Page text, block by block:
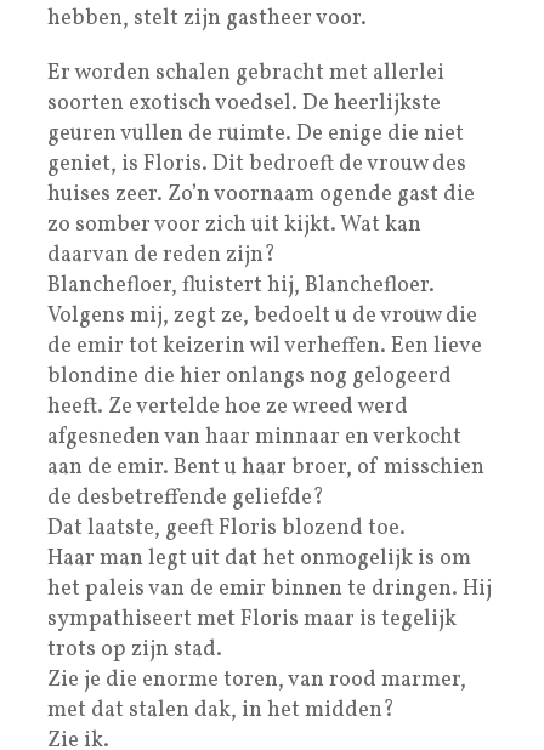
hebben, stelt zijn gastheer voor.
Er worden schalen gebracht met allerlei
soorten exotisch voedsel. De heerlijkste
geuren vullen de ruimte. De enige die niet
geniet, is Floris. Dit bedroeft de vrouw des
huises zeer. Zo’n voornaam ogende gast die
zo somber voor zich uit kijkt. Wat kan
daarvan de reden zijn?
Blanchefloer, fluistert hij, Blanchefloer.
Volgens mij, zegt ze, bedoelt u de vrouw die
de emir tot keizerin wil verheffen. Een lieve
blondine die hier onlangs nog gelogeerd
heeft. Ze vertelde hoe ze wreed werd
afgesneden van haar minnaar en verkocht
aan de emir. Bent u haar broer, of misschien
de desbetreffende geliefde?
Dat laatste, geeft Floris blozend toe.
Haar man legt uit dat het onmogelijk is om
het paleis van de emir binnen te dringen. Hij
sympathiseert met Floris maar is tegelijk
trots op zijn stad.
Zie je die enorme toren, van rood marmer,
met dat stalen dak, in het midden?
Zie ik.